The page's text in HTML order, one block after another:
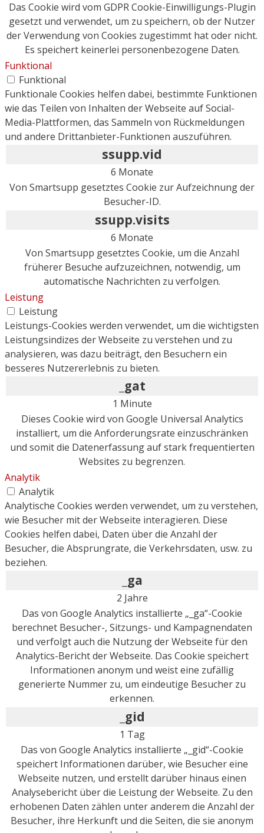
Das Cookie wird vom GDPR Cookie-Einwilligungs-Plugin
gesetzt und verwendet, um zu speichern, ob der Nutzer
der Verwendung von Cookies zugestimmt hat oder nicht.
Es speichert keinerlei personenbezogene Daten.
Funktional
Funktional
Funktionale Cookies helfen dabei, bestimmte Funktionen
wie das Teilen von Inhalten der Webseite auf Social-
Media-Plattformen, das Sammeln von Rückmeldungen
und andere Drittanbieter-Funktionen auszuführen.
ssupp.vid
6 Monate
Von Smartsupp gesetztes Cookie zur Aufzeichnung der
Besucher-ID.
ssupp.visits
6 Monate
Von Smartsupp gesetztes Cookie, um die Anzahl
früherer Besuche aufzuzeichnen, notwendig, um
automatische Nachrichten zu verfolgen.
Leistung
Leistung
Leistungs-Cookies werden verwendet, um die wichtigsten
Leistungsindizes der Webseite zu verstehen und zu
analysieren, was dazu beiträgt, den Besuchern ein
besseres Nutzererlebnis zu bieten.
_gat
1 Minute
Dieses Cookie wird von Google Universal Analytics
installiert, um die Anforderungsrate einzuschränken
und somit die Datenerfassung auf stark frequentierten
Websites zu begrenzen.
Analytik
Analytik
Analytische Cookies werden verwendet, um zu verstehen,
wie Besucher mit der Webseite interagieren. Diese
Cookies helfen dabei, Daten über die Anzahl der
Besucher, die Absprungrate, die Verkehrsdaten, usw. zu
beziehen.
_ga
2 Jahre
Das von Google Analytics installierte „_ga“-Cookie
berechnet Besucher-, Sitzungs- und Kampagnendaten
und verfolgt auch die Nutzung der Webseite für den
Analytics-Bericht der Webseite. Das Cookie speichert
Informationen anonym und weist eine zufällig
generierte Nummer zu, um eindeutige Besucher zu
erkennen.
_gid
1 Tag
Das von Google Analytics installierte „_gid“-Cookie
speichert Informationen darüber, wie Besucher eine
Webseite nutzen, und erstellt darüber hinaus einen
Analysebericht über die Leistung der Webseite. Zu den
erhobenen Daten zählen unter anderem die Anzahl der
Besucher, ihre Herkunft und die Seiten, die sie anonym